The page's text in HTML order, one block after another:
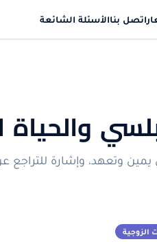
اتصل بناالأسئلة الشائعة
والحياة
وتعهد، وإشارة للتراجع
الزوجية